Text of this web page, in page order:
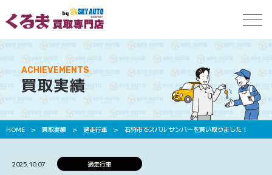
ACHIEVEMENTS
買取実績
HOME > 買取実績 > 過走行車 > 石狩市でスバル サンバーを買い取りました！
2025.10.07 過走行車